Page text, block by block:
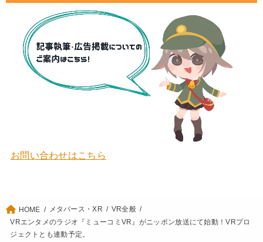
お問い合わせはこちら
HOME メタバース・XR
VR全般
VRエンタメのラジオ『ミューコミVR』がニッポン放送にて始動！VRプロ
ジェクトとも連動予定。